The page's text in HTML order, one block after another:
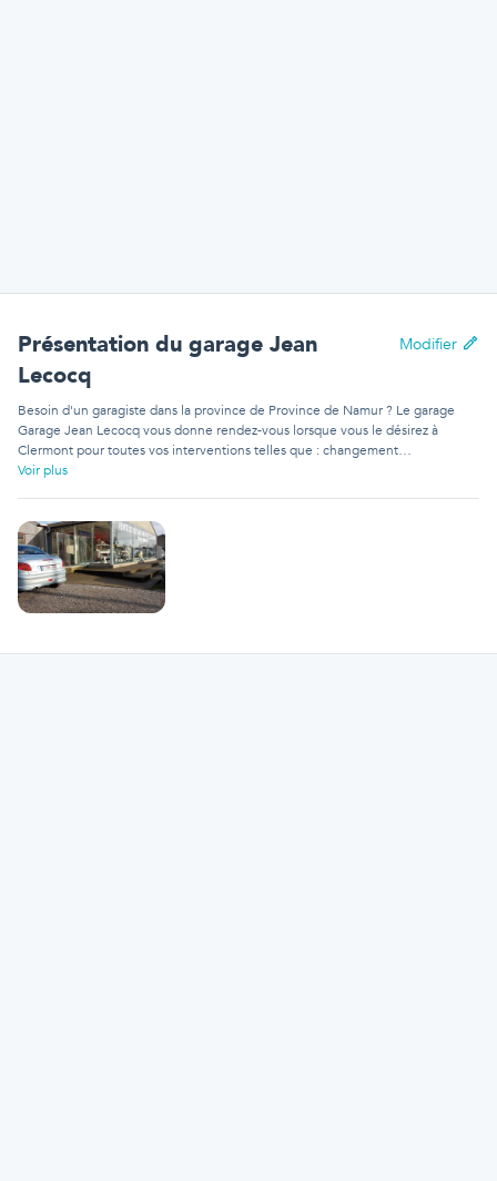
Présentation du garage Jean
Lecocq
Modifier
Besoin d'un garagiste dans la province de Province de Namur ? Le garage
Garage Jean Lecocq vous donne rendez-vous lorsque vous le désirez à
Clermont pour toutes vos interventions telles que : changement
d'amortisseurs arrière, changement de disques de frein ou changement de
panel de modèles d'autos comme par exemple : Mercedes-Benz Classe-X,
Suzuki Alto, Mercedes-Benz L200-400, Citroen e-Mehari et bien plus. Il est
toujours préférable de consulter les recommandations des clients précédents
du garage Garage Jean Lecocq sur bolid pour vous accompagner à faire le
bon choix puisque vous souhaitez trouver un garagiste à Clermont. Si vous
informations et vous pouvez explorer les images du garage Garage Jean
Voir plus